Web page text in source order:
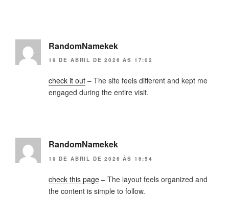
RandomNamekek
19 DE ABRIL DE 2026 ÀS 17:02
check it out – The site feels different and kept me
engaged during the entire visit.
RandomNamekek
19 DE ABRIL DE 2026 ÀS 16:54
check this page – The layout feels organized and
the content is simple to follow.